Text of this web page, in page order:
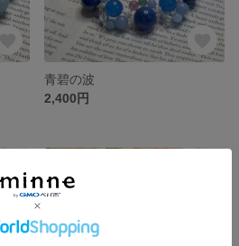
青碧の波
2,400円